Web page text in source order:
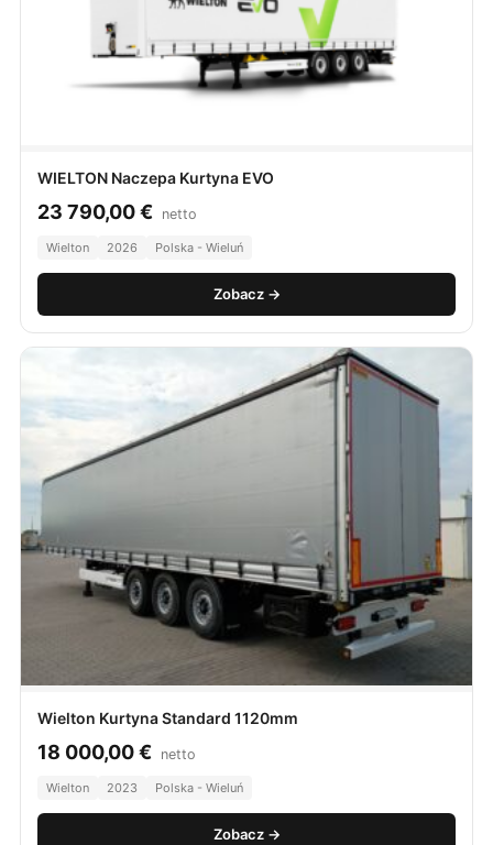
WIELTON Naczepa Kurtyna EVO
23 790,00€ netto
Wielton 2026 Polska - Wieluń
Zobacz →
Wielton Kurtyna Standard 1120mm
18 000,00€ netto
Wielton 2023 Polska - Wieluń
Zobacz →